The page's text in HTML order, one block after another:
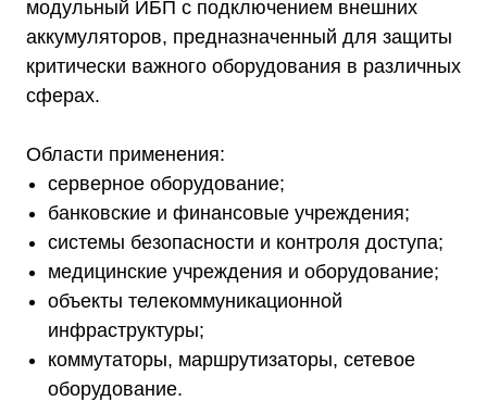
модульный ИБП с подключением внешних
аккумуляторов, предназначенный для защиты
критически важного оборудования в различных
сферах.
Области применения:
серверное оборудование;
банковские и финансовые учреждения;
системы безопасности и контроля доступа;
медицинские учреждения и оборудование;
объекты телекоммуникационной
инфраструктуры;
коммутаторы, маршрутизаторы, сетевое
оборудование.